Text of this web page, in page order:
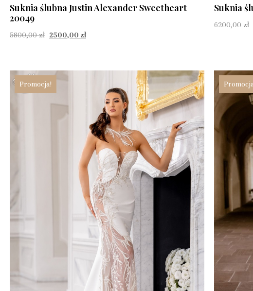
Suknia ślubna Justin Alexander Sweetheart
20049
5800,00zł 2500,00 zł
Suknia
6200,00zł
Promocja!